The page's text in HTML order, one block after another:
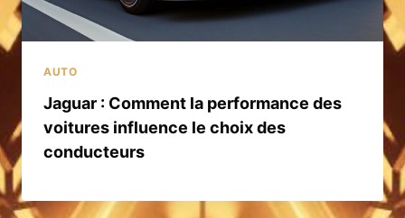
AUTO
Jaguar : Comment la performance des
voitures influence le choix des
conducteurs